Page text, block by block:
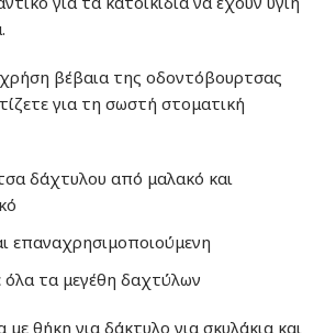
βέβαια της οδοντόβουρτσας
για τη σωστή στοματική
δάχτυλου από μαλακό και
επαναχρησιμοποιούμενη
όλα τα μεγέθη δαχτύλων
θήκη για δάκτυλο για σκυλάκια και